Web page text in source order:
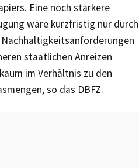
Eine noch stärkere
wäre kurzfristig nur durch
staatlichen Anreizen
im Verhältnis zu den
so das DBFZ.